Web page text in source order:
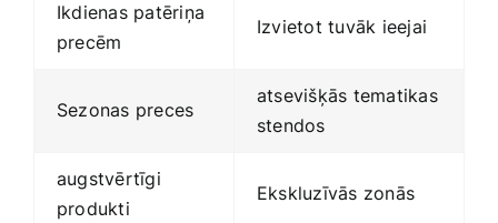
Ikdienas patēriņa
precēm
Izvietot tuvāk ieejai
Sezonas preces
atsevišķās tematikas
‌stendos
augstvērtīgi
produkti
Ekskluzīvās zonās